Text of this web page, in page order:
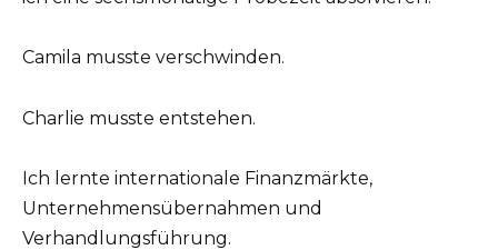
Camila musste verschwinden.
Charlie musste entstehen.
Ich lernte internationale Finanzmärkte,
Unternehmensübernahmen und
Verhandlungsführung.